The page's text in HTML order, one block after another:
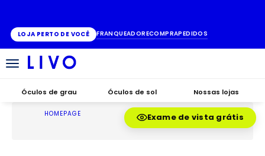
LOJA PERTO DE VOCÊ FRANQUEADORECOMPRAPEDIDOS
Alternar
Óculos de grau Óculos de sol Nossas lojas
Exame de vista grátis
HOMEPAGE